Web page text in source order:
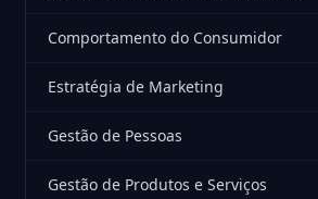
Comportamento do Consumidor
Estratégia de Marketing
Gestão de Pessoas
Gestão de Produtos e Serviços